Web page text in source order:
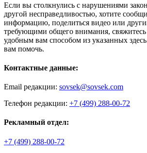
Если вы столкнулись с нарушениями
другой несправедливостью, хотите
информацию, поделиться видео или
требующими общего внимания,
удобным вам способом из указанных
вам помочь.
Контактные данные:
Email редакции: sovsek@sovsek.com
Телефон редакции: +7 (499) 288-00-72
Рекламный отдел:
+7 (499) 288-00-72